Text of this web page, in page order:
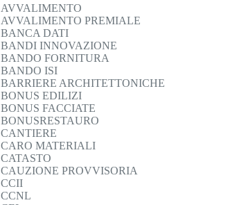
AVVALIMENTO
AVVALIMENTO PREMIALE
BANCA DATI
BANDI INNOVAZIONE
BANDO FORNITURA
BANDO ISI
BARRIERE ARCHITETTONICHE
BONUS EDILIZI
BONUS FACCIATE
BONUSRESTAURO
CANTIERE
CARO MATERIALI
CATASTO
CAUZIONE PROVVISORIA
CCII
CCNL